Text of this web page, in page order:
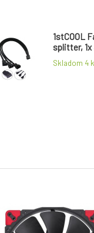
1stCOOL
splitter, 1x
3x 4pin
Skladom 4